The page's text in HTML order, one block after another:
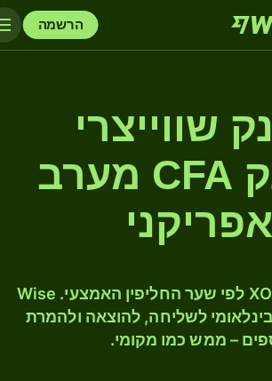
הרשמה
שווייצרי
לפרנק CFA מערב
אפריקני
המירו CHF ל- XOF לפי שער החליפין האמצעי. Wise
לשליחה, להוצאה ולהמרת
– ממש כמו מקומי.